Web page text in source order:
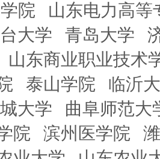
院
山东电力高等
大学 青岛大学
山东商业职业技术
泰山学院
临沂
大学
曲阜师范大
院 滨州医学院